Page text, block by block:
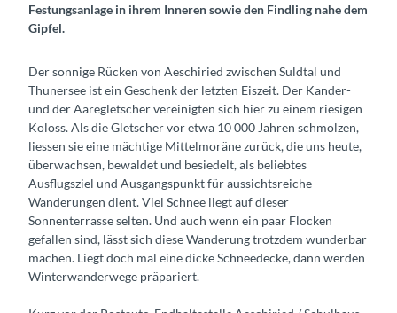
Festungsanlage in ihrem Inneren sowie den Findling nahe dem
Gipfel.
Der sonnige Rücken von Aeschiried zwischen Suldtal und
Thunersee ist ein Geschenk der letzten Eiszeit. Der Kander-
und der Aaregletscher vereinigten sich hier zu einem riesigen
Koloss. Als die Gletscher vor etwa 10 000 Jahren schmolzen,
liessen sie eine mächtige Mittelmoräne zurück, die uns heute,
überwachsen, bewaldet und besiedelt, als beliebtes
Ausflugsziel und Ausgangspunkt für aussichtsreiche
Wanderungen dient. Viel Schnee liegt auf dieser
Sonnenterrasse selten. Und auch wenn ein paar Flocken
gefallen sind, lässt sich diese Wanderung trotzdem wunderbar
machen. Liegt doch mal eine dicke Schneedecke, dann werden
Winterwanderwege präpariert.